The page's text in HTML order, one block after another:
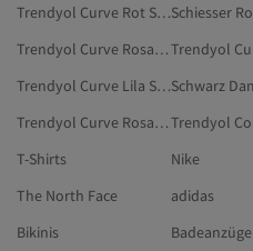
Trendyol Curve Rot Schlafanzüge
Trendyol Curve Rosa Badeanzüge
Trendyol Curve Lila Schlafanzüge
Trendyol Curve Rosa Unterwäsche In Großen Größen
T-Shirts
Nike
The North Face
adidas
Bikinis
Badeanzüge